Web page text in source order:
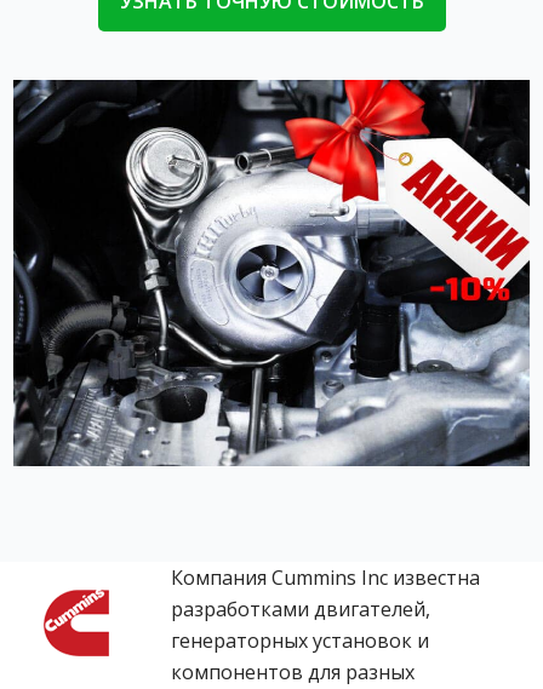
Компания Cummins Inc известна
разработками двигателей,
генераторных установок и
компонентов для разных